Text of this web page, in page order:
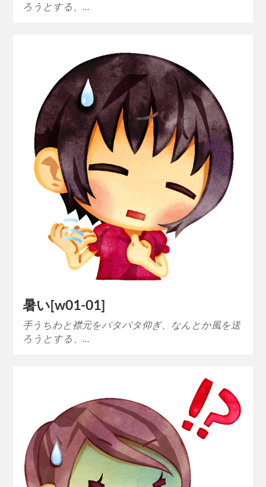
ろうとする、…
暑い[w01-01]
手うちわと襟元をパタパタ仰ぎ、なんとか風を送
ろうとする、…